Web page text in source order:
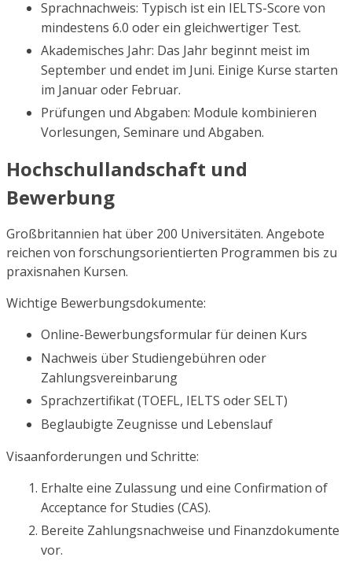
Sprachnachweis: Typisch ist ein IELTS-Score von
mindestens 6.0 oder ein gleichwertiger Test.
Akademisches Jahr: Das Jahr beginnt meist im
September und endet im Juni. Einige Kurse starten
im Januar oder Februar.
Prüfungen und Abgaben: Module kombinieren
Vorlesungen, Seminare und Abgaben.
Hochschullandschaft und
Bewerbung
Großbritannien hat über 200 Universitäten. Angebote
reichen von forschungsorientierten Programmen bis zu
praxisnahen Kursen.
Wichtige Bewerbungsdokumente:
Online-Bewerbungsformular für deinen Kurs
Nachweis über Studiengebühren oder
Zahlungsvereinbarung
Sprachzertifikat (TOEFL, IELTS oder SELT)
Beglaubigte Zeugnisse und Lebenslauf
Visaanforderungen und Schritte:
Erhalte eine Zulassung und eine Confirmation of
Acceptance for Studies (CAS).
Bereite Zahlungsnachweise und Finanzdokumente
vor.